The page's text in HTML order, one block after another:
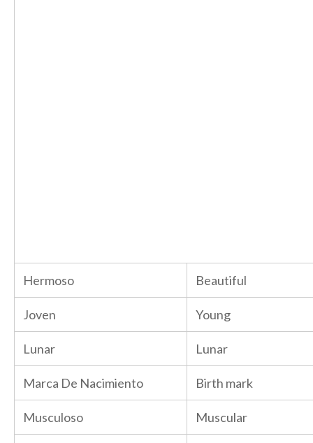
Hermoso Beautiful
Joven Young
Lunar Lunar
Marca De Nacimiento Birth mark
Musculoso Muscular